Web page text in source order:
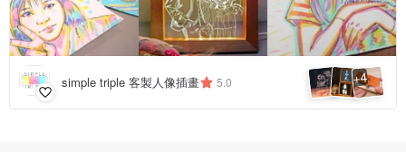
simple triple 客製人像插畫 5.0 +4